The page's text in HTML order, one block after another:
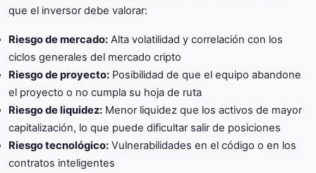
que el inversor debe valorar:
Riesgo de mercado: Alta volatilidad y correlación con los
ciclos generales del mercado cripto
Riesgo de proyecto: Posibilidad de que el equipo abandone
el proyecto o no cumpla su hoja de ruta
Riesgo de liquidez: Menor liquidez que los activos de mayor
capitalización, lo que puede dificultar salir de posiciones
Riesgo tecnológico: Vulnerabilidades en el código o en los
contratos inteligentes